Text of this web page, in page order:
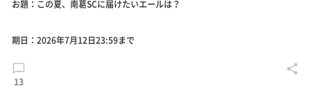
お題：この夏、南葛SCに届けたいエールは？
期日：2026年7月12日23:59まで
13